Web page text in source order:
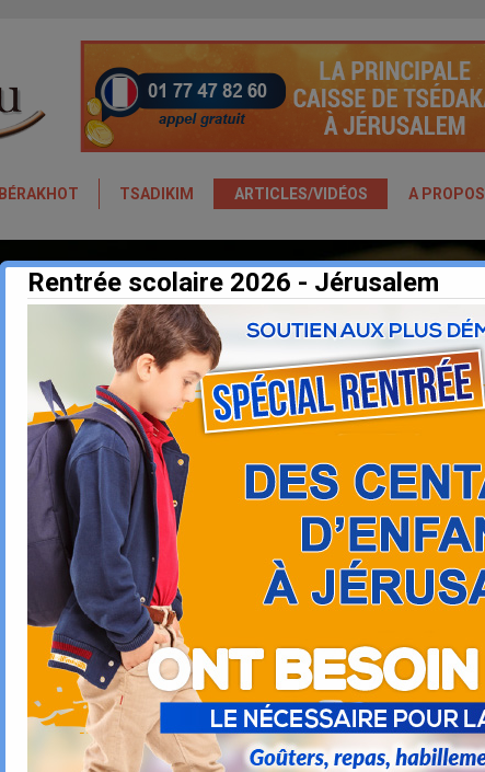
BÉRAKHOT TSADIKIM ARTICLES/VIDÉOS A PROPOS
Rentrée scolaire 2026 - Jérusalem